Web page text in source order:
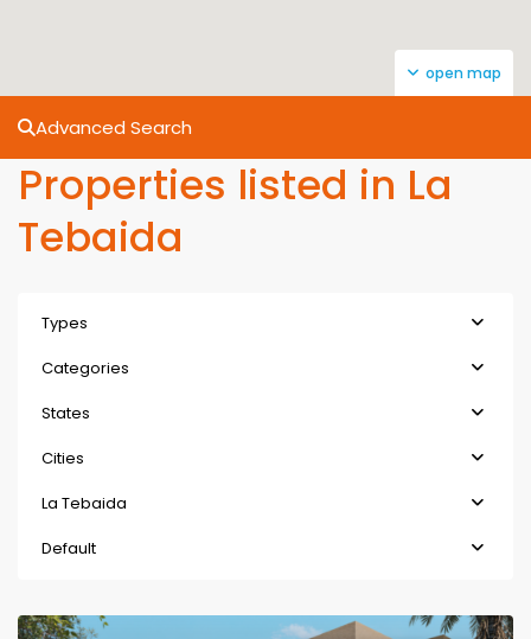
open map
Advanced Search
Properties listed in La
Tebaida
Types
Categories
States
Cities
La Tebaida
Default